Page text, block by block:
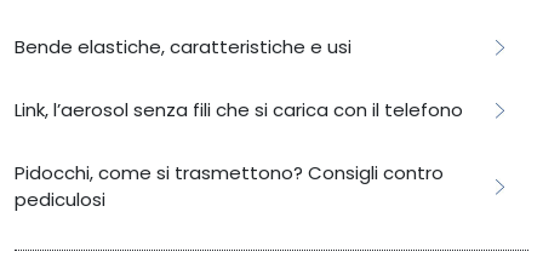
Bende elastiche, caratteristiche e usi
Link, l’aerosol senza fili che si carica con il telefono
​​​​Pidocchi, come si trasmettono? Consigli contro
pediculosi